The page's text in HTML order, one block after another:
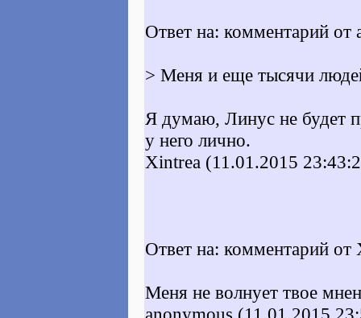
Ответ на: комментарий
> Меня и еще тысячи
Я думаю, Линус не будет
у него лично.
Xintrea (11.01.2015
Ответ на: комментарий
Меня не волнует твое